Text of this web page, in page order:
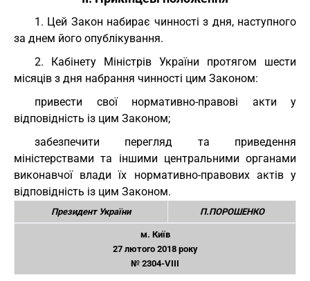
1. Цей Закон набирає чинності з дня, наступного
за днем його опублікування.
2. Кабінету Міністрів України протягом шести
місяців з дня набрання чинності цим Законом:
привести свої нормативно-правові акти у
відповідність із цим Законом;
забезпечити перегляд та приведення
міністерствами та іншими центральними органами
виконавчої влади їх нормативно-правових актів у
відповідність із цим Законом.
Президент України П.ПОРОШЕНКО
м. Київ
27 лютого 2018 року
№ 2304-VIII